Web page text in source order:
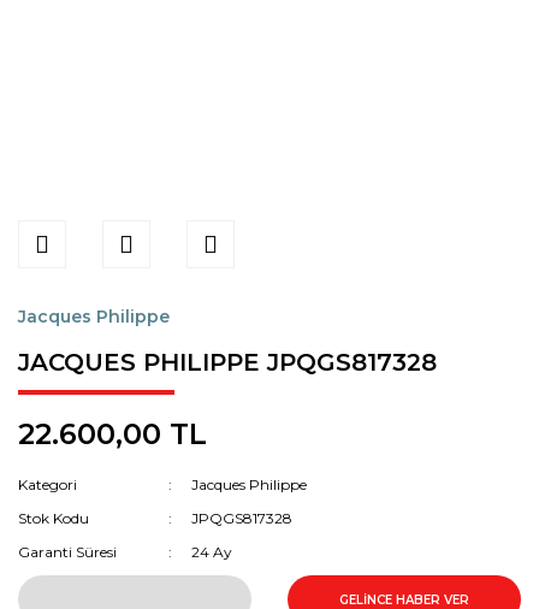
Jacques Philippe
JACQUES PHILIPPE JPQGS817328
22.600,00 TL
Kategori
Jacques Philippe
Stok Kodu
JPQGS817328
Garanti Süresi
24 Ay
GELİNCE HABER VER